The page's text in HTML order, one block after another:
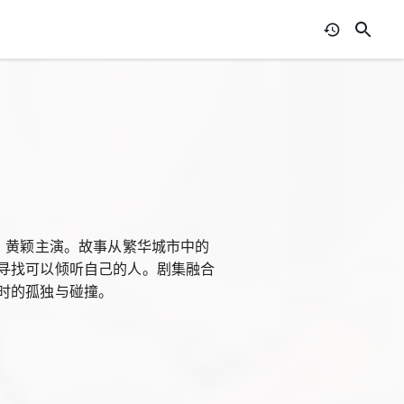
颖主演。故事从繁华城市中的
找可以倾听自己的人。剧集融合
孤独与碰撞。